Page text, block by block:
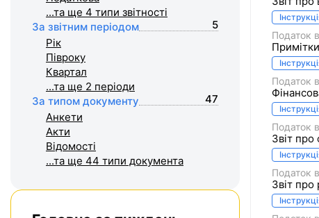
Податок
Податок
Податок
Звіт
Податок
Звіт
...та ще 4 типи звітності
За звітним періодом
5
Рік
Півроку
Квартал
...та ще 2 періоди
За типом документу
47
Анкети
Акти
Відомості
...та ще 44 типи документа